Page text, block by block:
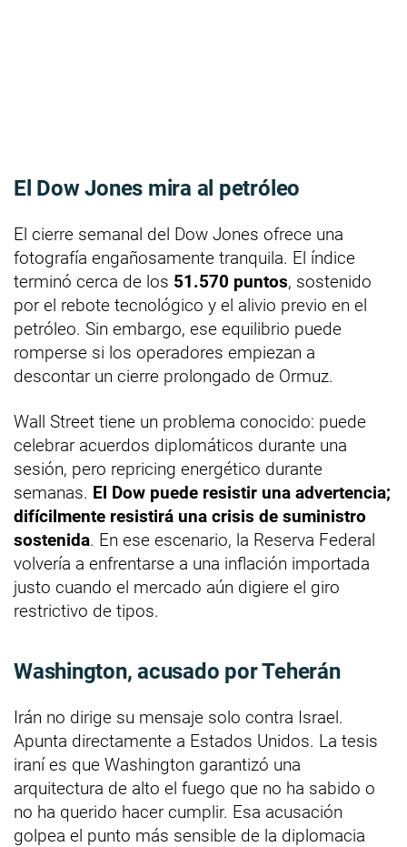
El Dow Jones mira al petróleo
El cierre semanal del Dow Jones ofrece una
fotografía engañosamente tranquila. El índice
terminó cerca de los 51.570 puntos, sostenido
por el rebote tecnológico y el alivio previo en el
petróleo. Sin embargo, ese equilibrio puede
romperse si los operadores empiezan a
descontar un cierre prolongado de Ormuz.
Wall Street tiene un problema conocido: puede
celebrar acuerdos diplomáticos durante una
sesión, pero repricing energético durante
semanas. El Dow puede resistir una advertencia;
difícilmente resistirá una crisis de suministro
sostenida. En ese escenario, la Reserva Federal
volvería a enfrentarse a una inflación importada
justo cuando el mercado aún digiere el giro
restrictivo de tipos.
Washington, acusado por Teherán
Irán no dirige su mensaje solo contra Israel.
Apunta directamente a Estados Unidos. La tesis
iraní es que Washington garantizó una
arquitectura de alto el fuego que no ha sabido o
no ha querido hacer cumplir. Esa acusación
golpea el punto más sensible de la diplomacia